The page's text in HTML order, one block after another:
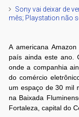
Sony vai deixar de
mês; Playstation não
A americana
país ainda este ano.
onde a companhia
do comércio
um espaço de 30 mil
na Baixada
Fortaleza, capital do